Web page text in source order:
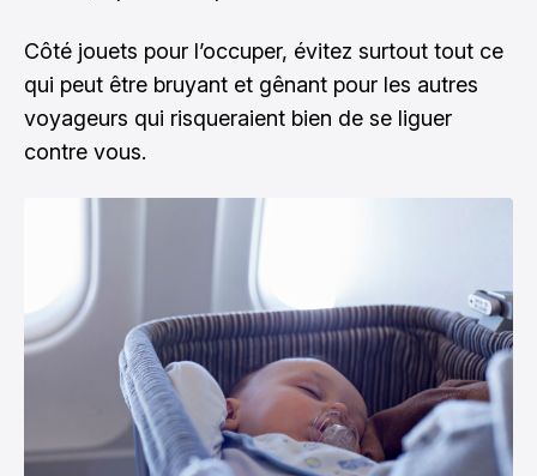
Côté jouets pour l’occuper, évitez surtout tout ce
qui peut être bruyant et gênant pour les autres
voyageurs qui risqueraient bien de se liguer
contre vous.